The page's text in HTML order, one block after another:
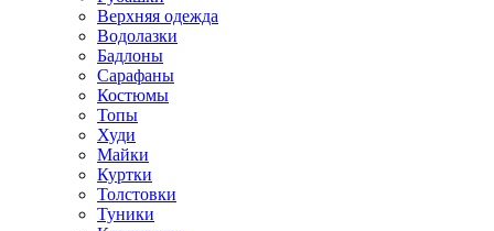
Верхняя одежда
Водолазки
Бадлоны
Сарафаны
Костюмы
Топы
Худи
Майки
Куртки
Толстовки
Туники